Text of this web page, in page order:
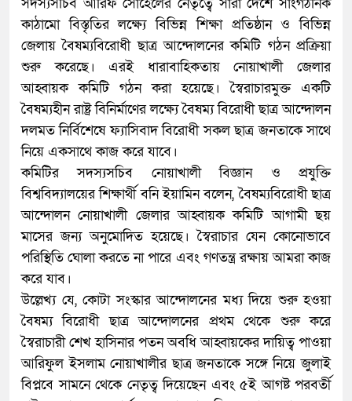
কাঠামো বিস্তৃতির লক্ষ্যে বিভিন্ন শিক্ষা প্রতিষ্ঠান ও বিভিন্ন
জেলায় বৈষম্যবিরোধী ছাত্র আন্দোলনের কমিটি গঠন প্রক্রিয়া
শুরু করেছে। এরই ধারাবাহিকতায় নোয়াখালী জেলার
আহ্বায়ক কমিটি গঠন করা হয়েছে। স্বৈরাচারমুক্ত একটি
বৈষম্যহীন রাষ্ট্র বিনির্মাণের লক্ষ্যে বৈষম্য বিরোধী ছাত্র আন্দোলন
দলমত নির্বিশেষে ফ্যাসিবাদ বিরোধী সকল ছাত্র জনতাকে সাথে
নিয়ে একসাথে কাজ করে যাবে।
কমিটির সদস্যসচিব নোয়াখালী বিজ্ঞান ও প্রযুক্তি
বিশ্ববিদ্যালয়ের শিক্ষার্থী বনি ইয়ামিন বলেন, বৈষম্যবিরোধী ছাত্র
আন্দোলন নোয়াখালী জেলার আহ্বায়ক কমিটি আগামী ছয়
মাসের জন্য অনুমোদিত হয়েছে। স্বৈরাচার যেন কোনোভাবে
পরিস্থিতি ঘোলা করতে না পারে এবং গণতন্ত্র রক্ষায় আমরা কাজ
করে যাব।
উল্লেখ্য যে, কোটা সংস্কার আন্দোলনের মধ্য দিয়ে শুরু হওয়া
বৈষম্য বিরোধী ছাত্র আন্দোলনের প্রথম থেকে শুরু করে
স্বৈরাচারী শেখ হাসিনার পতন অবধি আহ্বায়কের দায়িত্ব পাওয়া
আরিফুল ইসলাম নোয়াখালীর ছাত্র জনতাকে সঙ্গে নিয়ে জুলাই
বিপ্লবে সামনে থেকে নেতৃত্ব দিয়েছেন এবং ৫ই আগষ্ট পরবর্তী